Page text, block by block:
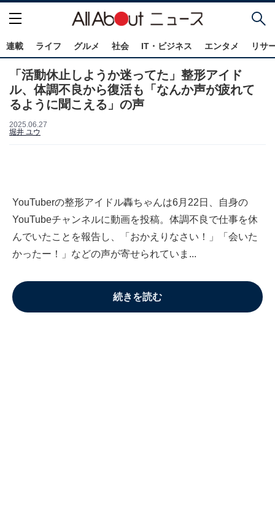
連載 ライフ グルメ 社会 IT・ビジネス エンタメ リサ
「活動休止しようか迷ってた」整形アイド
ル、体調不良から復活も「なんか声が疲れて
るように聞こえる」の声
2025.06.27
堀井 ユウ
YouTuberの整形アイドル轟ちゃんは6月22日、自身の
YouTubeチャンネルに動画を投稿。体調不良で仕事を休
んでいたことを報告し、「おかえりなさい！」「会いた
かったー！」などの声が寄せられていま...
続きを読む